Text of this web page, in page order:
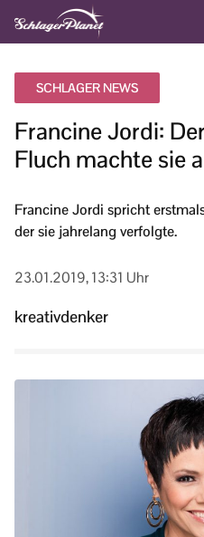
SCHLAGER NEWS
Francine Jordi:
Fluch machte sie
Francine Jordi spricht
der sie jahrelang verfolgte.
23.01.2019, 13:31 Uhr
kreativdenker